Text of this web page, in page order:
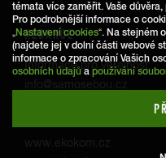
REDAKCE
Informace pro veřejnost:
témata více zaměřit. Vaše
Pro podrobnější informace o
„Nastavení cookies“. Na stejném
(najdete jej v dolní části webové
informace o zpracování Vašich
osobních údajů a používání